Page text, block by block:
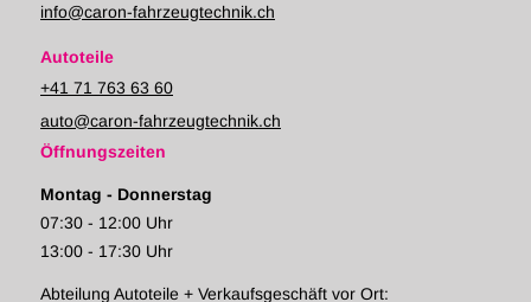
info@caron-fahrzeugtechnik.ch
Autoteile
+41 71 763 63 60
auto@caron-fahrzeugtechnik.ch
Öffnungszeiten
Montag - Donnerstag
07:30 - 12:00 Uhr
13:00 - 17:30 Uhr
Abteilung Autoteile + Verkaufsgeschäft vor Ort: